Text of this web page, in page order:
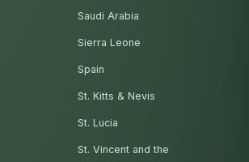
Saudi Arabia
Sierra Leone
Spain
St. Kitts & Nevis
St. Lucia
St. Vincent and the